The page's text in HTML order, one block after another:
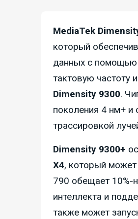
MediaTek
который
данных с помощью
тактовую частоту
Dimensity 9300.
поколения 4 нм+
трассировкой
Dimensity 9300+
X4, который может
790 обещает 10%-
интеллекта и
также может